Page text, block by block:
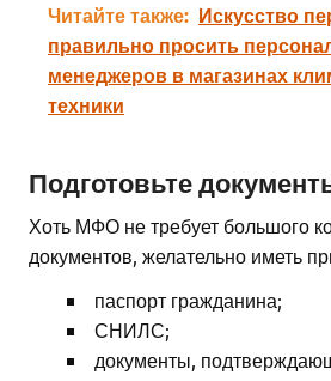
Читайте также: Искусство
правильно просить
менеджеров в магазинах
техники
Подготовьте
Хоть МФО не требует большого
документов, желательно иметь
паспорт гражданина;
СНИЛС;
документы,